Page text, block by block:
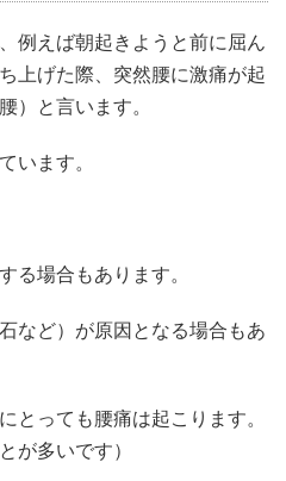
例えば朝起きようと前に屈ん
上げた際、突然腰に激痛が起
）と言います。
います。
る場合もあります。
など）が原因となる場合もあ
とっても腰痛は起こります。
が多いです）